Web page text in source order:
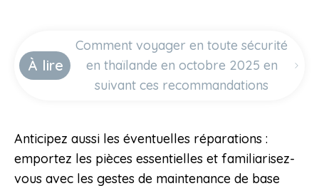
À lire
Comment voyager en toute sécurité
en thaïlande en octobre 2025 en
suivant ces recommandations
Anticipez aussi les éventuelles réparations :
emportez les pièces essentielles et familiarisez-
vous avec les gestes de maintenance de base